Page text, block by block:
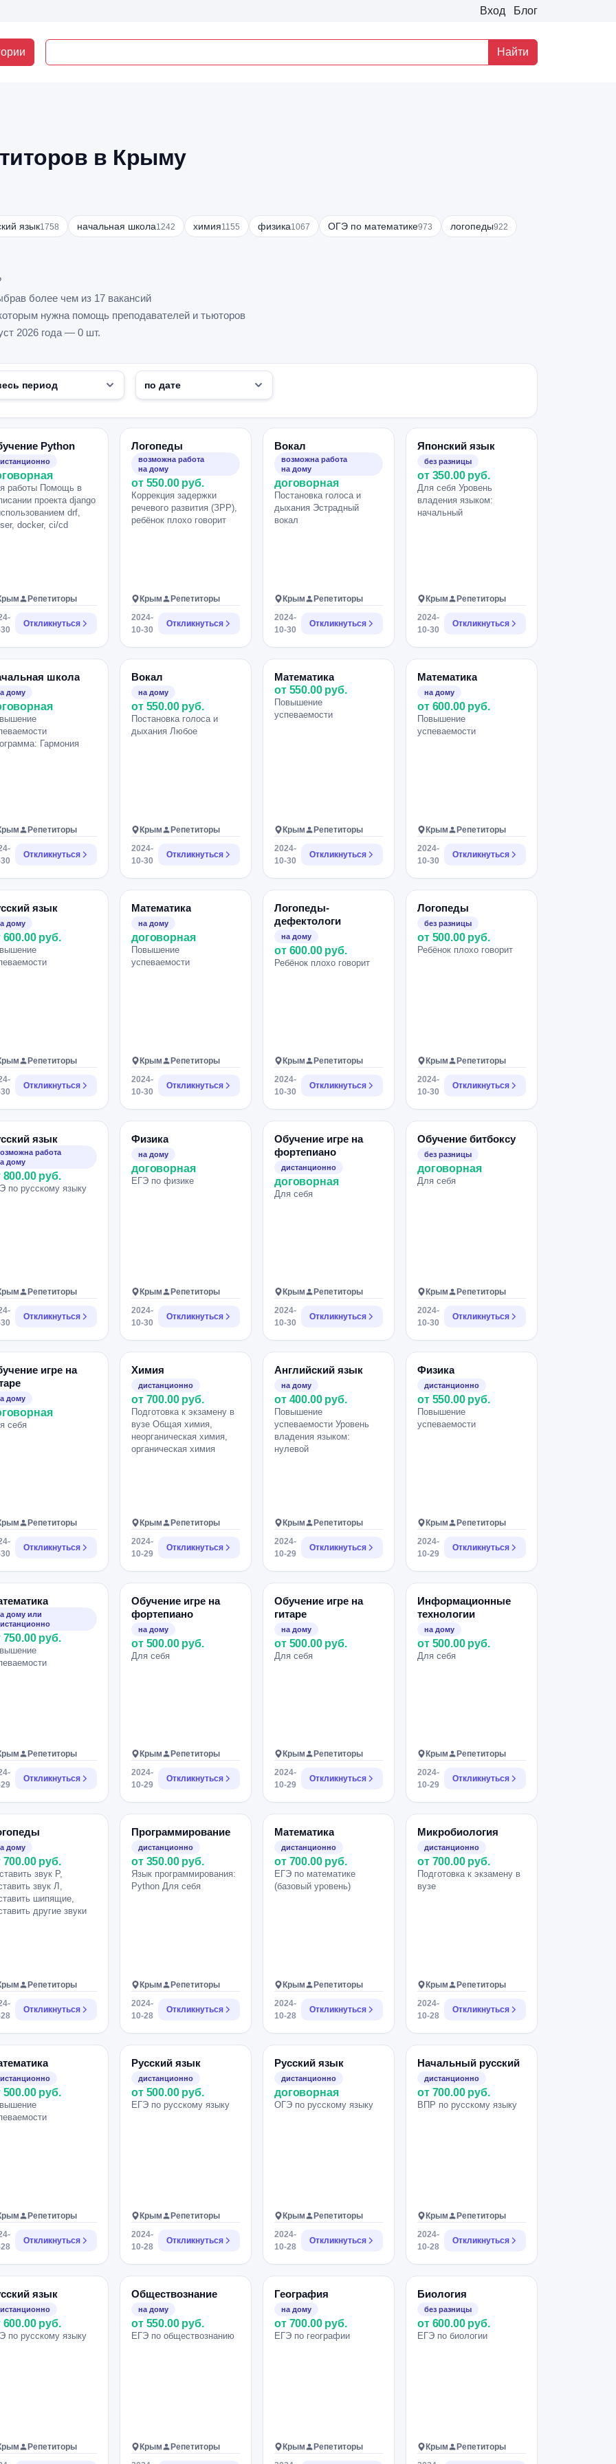
Вход Блог
Найти
в Крыму
язык1758 начальная школа1242 химия1155 физика1067 ОГЭ по математике973 логопеды922
более чем из 17 вакансий
нужна помощь преподавателей и тьюторов
2026 года — 0 шт.
Python
работы Помощь в
проекта django
drf,
docker, ci/cd
Репетиторы
Откликнуться
Логопеды
возможна работа
на дому
от 550.00 руб.
Коррекция задержки
речевого развития (ЗРР),
ребёнок плохо говорит
Крым
Репетиторы
2024-
10-30
Откликнуться
Вокал
возможна работа
на дому
договорная
Постановка голоса и
дыхания Эстрадный
вокал
Крым
Репетиторы
2024-
10-30
Откликнуться
Японский язык
без разницы
от 350.00 руб.
Для себя Уровень
владения языком:
начальный
Крым
Репетиторы
2024-
10-30
Откликнуться
школа
дому
Гармония
Репетиторы
Откликнуться
Вокал
на дому
от 550.00 руб.
Постановка голоса и
дыхания Любое
Крым
Репетиторы
2024-
10-30
Откликнуться
Математика
от 550.00 руб.
Повышение
успеваемости
Крым
Репетиторы
2024-
10-30
Откликнуться
Математика
на дому
от 600.00 руб.
Повышение
успеваемости
Крым
Репетиторы
2024-
10-30
Откликнуться
язык
дому
600.00 руб.
Репетиторы
Откликнуться
Математика
на дому
договорная
Повышение
успеваемости
Крым
Репетиторы
2024-
10-30
Откликнуться
Логопеды-
дефектологи
на дому
от 600.00 руб.
Ребёнок плохо говорит
Крым
Репетиторы
2024-
10-30
Откликнуться
Логопеды
без разницы
от 500.00 руб.
Ребёнок плохо говорит
Крым
Репетиторы
2024-
10-30
Откликнуться
язык
работа
дому
800.00 руб.
по русскому языку
Репетиторы
Откликнуться
Физика
на дому
договорная
ЕГЭ по физике
Крым
Репетиторы
2024-
10-30
Откликнуться
Обучение игре на
фортепиано
дистанционно
договорная
Для себя
Крым
Репетиторы
2024-
10-30
Откликнуться
Обучение битбоксу
без разницы
договорная
Для себя
Крым
Репетиторы
2024-
10-30
Откликнуться
игре на
дому
себя
Репетиторы
Откликнуться
Химия
дистанционно
от 700.00 руб.
Подготовка к экзамену в
вузе Общая химия,
неорганическая химия,
органическая химия
Крым
Репетиторы
2024-
10-29
Откликнуться
Английский язык
на дому
от 400.00 руб.
Повышение
успеваемости Уровень
владения языком:
нулевой
Крым
Репетиторы
2024-
10-29
Откликнуться
Физика
дистанционно
от 550.00 руб.
Повышение
успеваемости
Крым
Репетиторы
2024-
10-29
Откликнуться
дому или
750.00 руб.
Репетиторы
Откликнуться
Обучение игре на
фортепиано
на дому
от 500.00 руб.
Для себя
Крым
Репетиторы
2024-
10-29
Откликнуться
Обучение игре на
гитаре
на дому
от 500.00 руб.
Для себя
Крым
Репетиторы
2024-
10-29
Откликнуться
Информационные
технологии
на дому
от 500.00 руб.
Для себя
Крым
Репетиторы
2024-
10-29
Откликнуться
дому
700.00 руб.
звук Р,
звук Л,
шипящие,
другие звуки
Репетиторы
Откликнуться
Программирование
дистанционно
от 350.00 руб.
Язык программирования:
Python Для себя
Крым
Репетиторы
2024-
10-28
Откликнуться
Математика
дистанционно
от 700.00 руб.
ЕГЭ по математике
(базовый уровень)
Крым
Репетиторы
2024-
10-28
Откликнуться
Микробиология
дистанционно
от 700.00 руб.
Подготовка к экзамену в
вузе
Крым
Репетиторы
2024-
10-28
Откликнуться
500.00 руб.
Репетиторы
Откликнуться
Русский язык
дистанционно
от 500.00 руб.
ЕГЭ по русскому языку
Крым
Репетиторы
2024-
10-28
Откликнуться
Русский язык
дистанционно
договорная
ОГЭ по русскому языку
Крым
Репетиторы
2024-
10-28
Откликнуться
Начальный русский
дистанционно
от 700.00 руб.
ВПР по русскому языку
Крым
Репетиторы
2024-
10-28
Откликнуться
язык
600.00 руб.
по русскому языку
Репетиторы
Обществознание
на дому
от 550.00 руб.
ЕГЭ по обществознанию
Крым
Репетиторы
География
на дому
от 700.00 руб.
ЕГЭ по географии
Крым
Репетиторы
Биология
без разницы
от 600.00 руб.
ЕГЭ по биологии
Крым
Репетиторы